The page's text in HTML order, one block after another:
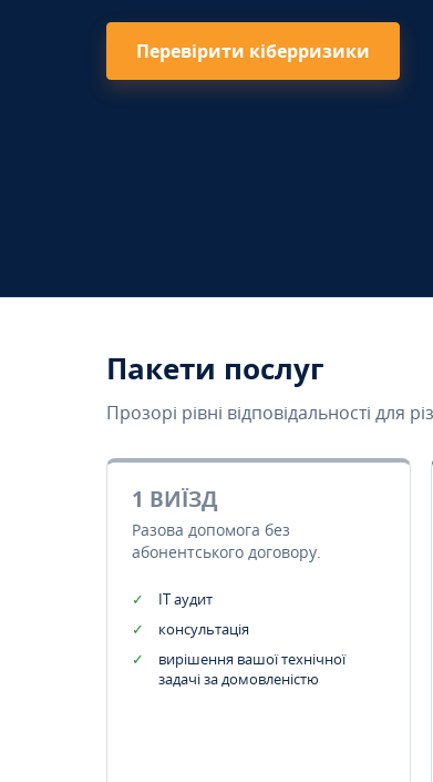
Перевірити кіберризики
Пакети послуг
Прозорі рівні відповідальності для
1 ВИЇЗД
Разова допомога без
абонентського договору.
IT аудит
консультація
вирішення вашої технічної
задачі за домовленістю